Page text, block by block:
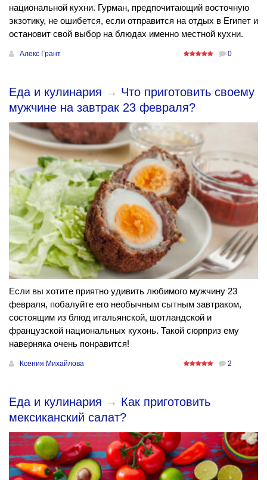
национальной кухни. Гурман, предпочитающий восточную
экзотику, не ошибется, если отправится на отдых в Египет и
остановит свой выбор на блюдах именно местной кухни.
Алекс Грант 0
Еда и кулинария → Что приготовить своему
мужчине на завтрак 23 февраля?
Если вы хотите приятно удивить любимого мужчину 23
февраля, побалуйте его необычным сытным завтраком,
состоящим из блюд итальянской, шотландской и
французской национальных кухонь. Такой сюрприз ему
наверняка очень понравится!
Ксения Михайлова 2
Еда и кулинария → Как приготовить
мексиканский салат?